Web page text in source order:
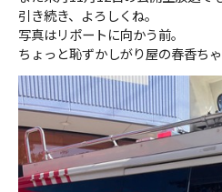
引き続き、よろしくね。
写真はリポートに向かう前。
ちょっと恥ずかしがり屋の春香ちゃ